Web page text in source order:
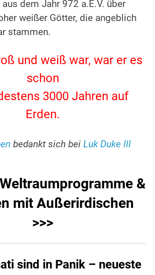
dem Jahr 972 a.E.V. über
weißer Götter, die angeblich
stammen.
und weiß war, war er es
schon
3000 Jahren auf
Erden.
bedankt sich bei Luk Duke III
&
mit Außerirdischen
>>>
sind in Panik – neueste